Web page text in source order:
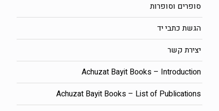
סופרים וסופרות
הגשת כתבי יד
יצירת קשר
Achuzat Bayit Books – Introduction
Achuzat Bayit Books – List of Publications